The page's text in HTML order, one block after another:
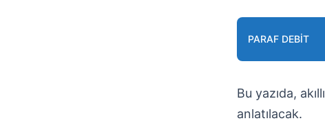
PARAF DEBIT
Bu yazıda,
anlatılacak.